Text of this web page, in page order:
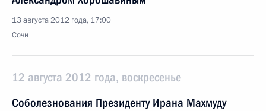
13 августа 2012 года, 17:00
Сочи
12 августа 2012 года, воскресенье
Соболезнования Президенту Ирана Махмуду